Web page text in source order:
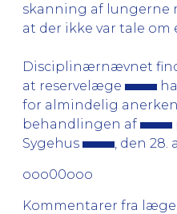
skanning af lungerne
at der ikke var tale
Disciplinærnævnet
at reservelæge
for almindelig
behandlingen af
Sygehus
, den 28.
ooo00ooo
Kommentarer fra læge